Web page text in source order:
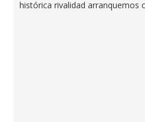
histórica rivalidad arranquemos